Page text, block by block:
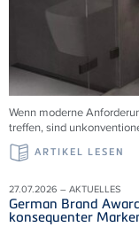
Wenn moderne
treffen, sind
ARTIKEL LESEN
27.07.2026 – AKTUELLES
German Brand
konsequenter